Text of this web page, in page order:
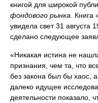
книгой для широкой
фондового рынка .
увидела свет 31 августа
сделано следующее
«Никакая истина не
признания, чем та, что
без закона был бы хаос,
далеко идущее
деятельности показало,